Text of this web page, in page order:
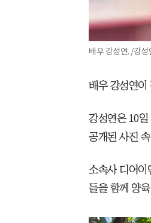
배우 강성연. /강
배우 강성연이
강성연은 10
공개된 사진
소속사 디어이
들을 함께 양